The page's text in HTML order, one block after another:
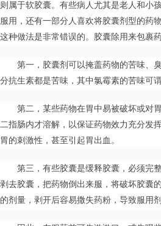
则属于软胶囊。有些病人尤其是老人和小
服用，还有一部分人喜欢将胶囊剂型的药
这种做法是非常错误的。胶囊除用来包裹
第一，胶囊剂可以掩盖药物的苦味、
分抗生素都是苦味，其中氯霉素的苦味可
第二，某些药物在胃中易被破坏或对
二指肠内才溶解，以保证药物效力充分发
胃的刺激性，甚至引起胃出血。
第三，有些胶囊是缓释胶囊，必须完
剥去胶囊，把药物倒出来服，将破坏胶囊
的剂量，剥开后容易撒失药粉，导致服用